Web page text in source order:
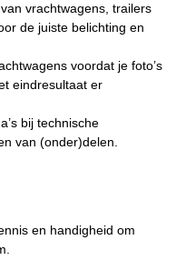
vrachtwagens, trailers
de juiste belichting en
voordat je foto’s
eindresultaat er
bij technische
van (onder)delen.
en handigheid om